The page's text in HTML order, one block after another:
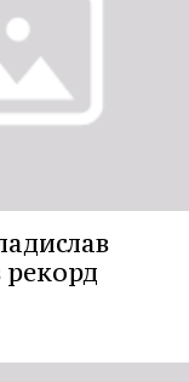
рекорд